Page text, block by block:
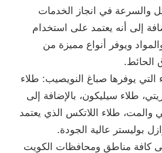
والسرعة في انجاز الخدمات
إلى أنه يعتمد على استخدام
ويوفر أنواع مميزة من
الحائط.
التي يوفرها صباغ النويصيب: طلاء
طلاء سيليكون، بالإضافة إلى
والمت، طلاء اللاتكس الذي يعتمد
بوليستر عالية الجودة.
كافة مناطق ومحافظات الكويت